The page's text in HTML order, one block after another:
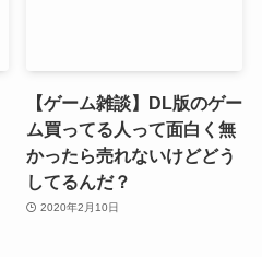
【ゲーム雑談】DL版のゲー
ム買ってる人って面白く無
かったら売れないけどどう
してるんだ？
2020年2月10日